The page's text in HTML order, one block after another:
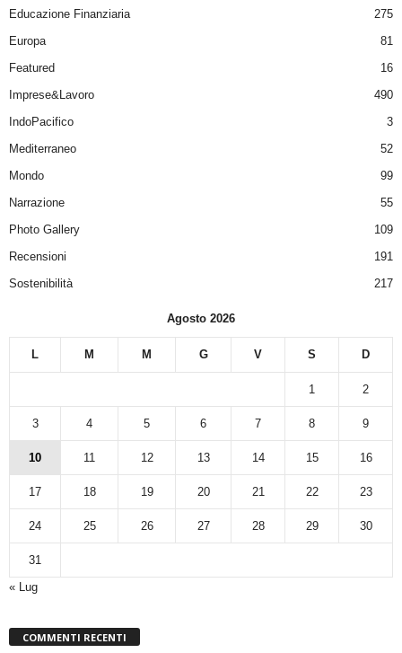
Educazione Finanziaria
275
Europa
81
Featured
16
Imprese&Lavoro
490
IndoPacifico
3
Mediterraneo
52
Mondo
99
Narrazione
55
Photo Gallery
109
Recensioni
191
Sostenibilità
217
Agosto 2026
L M M G V S D
1 2
3 4 5 6 7 8 9
10 11 12 13 14 15 16
17 18 19 20 21 22 23
24 25 26 27 28 29 30
31
« Lug
COMMENTI RECENTI